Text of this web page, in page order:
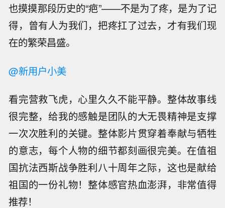
也摸摸那段历史的“疤”——不是为了疼，是为了记
得，曾有人为我们，把疼扛了过去，才有我们现
在的繁荣昌盛。
@新用户小美
看完营救飞虎，心里久久不能平静。整体故事线
很完整，给我的感触是团队的大无畏精神是支撑
一次次胜利的关键。整体影片贯穿着奉献与牺牲
的意志，每个人物的细节都刻画很完美。在值祖
国抗法西斯战争胜利八十周年之际，这也是献给
祖国的一份礼物！整体感官热血澎湃，非常值得
推荐！